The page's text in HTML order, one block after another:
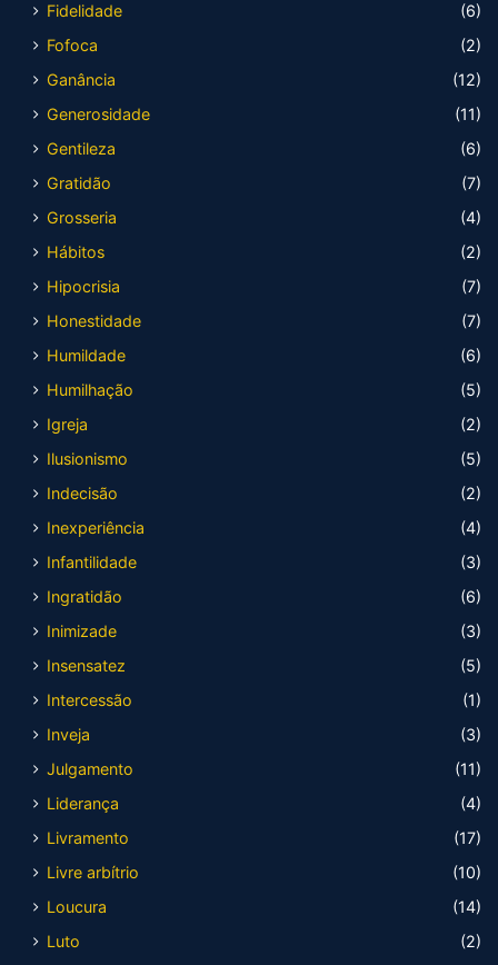
Fidelidade
(6)
Fofoca
(2)
Ganância
(12)
Generosidade
(11)
Gentileza
(6)
Gratidão
(7)
Grosseria
(4)
Hábitos
(2)
Hipocrisia
(7)
Honestidade
(7)
Humildade
(6)
Humilhação
(5)
Igreja
(2)
Ilusionismo
(5)
Indecisão
(2)
Inexperiência
(4)
Infantilidade
(3)
Ingratidão
(6)
Inimizade
(3)
Insensatez
(5)
Intercessão
(1)
Inveja
(3)
Julgamento
(11)
Liderança
(4)
Livramento
(17)
Livre arbítrio
(10)
Loucura
(14)
Luto
(2)